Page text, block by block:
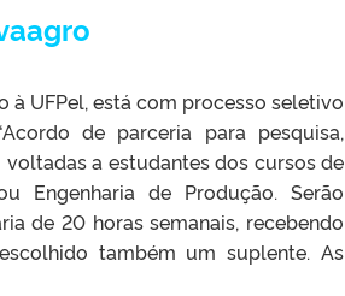
à UFPel, está com processo seletivo
de parceria para pesquisa,
voltadas a estudantes dos cursos de
Engenharia de Produção. Serão
de 20 horas semanais, recebendo
também um suplente. As